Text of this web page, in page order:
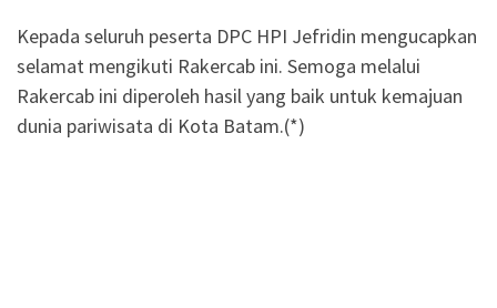
Kepada seluruh peserta DPC HPI Jefridin mengucapkan
selamat mengikuti Rakercab ini. Semoga melalui
Rakercab ini diperoleh hasil yang baik untuk kemajuan
dunia pariwisata di Kota Batam.(*)